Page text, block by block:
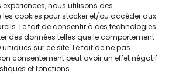
expériences, nous utilisons des
cookies pour stocker et/ou accéder aux
Le fait de consentir à ces technologies
des données telles que le comportement
sur ce site. Le fait de ne pas
consentement peut avoir un effet négatif
et fonctions.
LUNDI-DIMANCHE
FERMÉ